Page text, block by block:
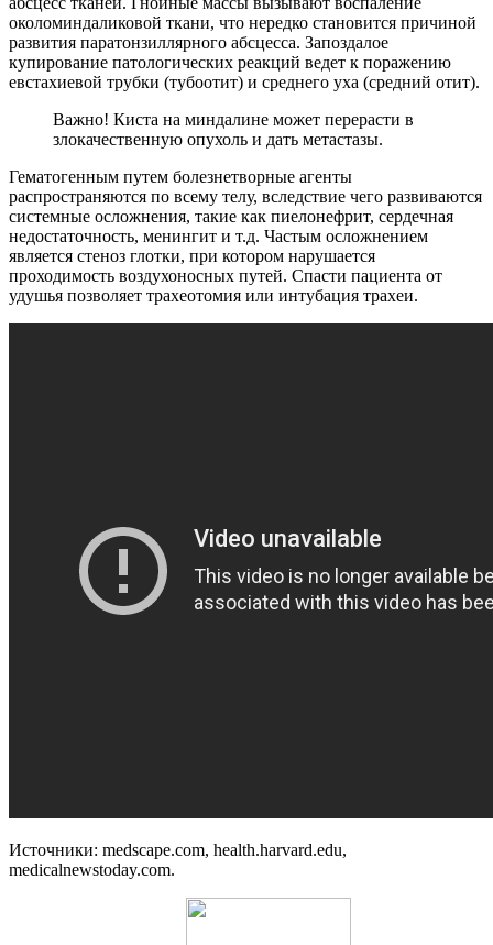
околоминдаликовой ткани, что нередко становится причиной
развития паратонзиллярного абсцесса. Запоздалое
купирование патологических реакций ведет к поражению
евстахиевой трубки (тубоотит) и среднего уха (средний отит).
Важно! Киста на миндалине может перерасти в
злокачественную опухоль и дать метастазы.
Гематогенным путем болезнетворные агенты
распространяются по всему телу, вследствие чего развиваются
системные осложнения, такие как пиелонефрит, сердечная
недостаточность, менингит и т.д. Частым осложнением
является стеноз глотки, при котором нарушается
проходимость воздухоносных путей. Спасти пациента от
удушья позволяет трахеотомия или интубация трахеи.
Источники: medscape.com, health.harvard.edu,
medicalnewstoday.com.